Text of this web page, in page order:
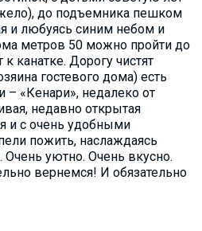
до подъемника пешком
и любуясь синим небом и
метров 50 можно пройти до
канатке. Дорогу чистят
гостевого дома) есть
– «Кенари», недалеко от
недавно открытая
и с очень удобными
пожить, наслаждаясь
уютно. Очень вкусно.
вернемся! И обязательно